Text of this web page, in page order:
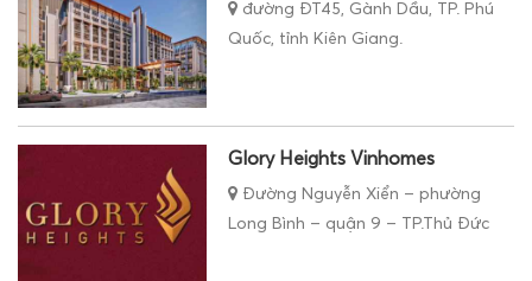
đường ĐT45, Gành Dầu, TP. Phú
Quốc, tỉnh Kiên Giang.
Glory Heights Vinhomes
Đường Nguyễn Xiển – phường
Long Bình – quận 9 – TP.Thủ Đức